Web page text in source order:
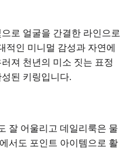
로 얼굴을 간결한 라인으로
적인 미니멀 감성과 자연에
져 천년의 미소 짓는 표정
된 키링입니다.
잘 어울리고 데일리룩은 물
서도 포인트 아이템으로 활